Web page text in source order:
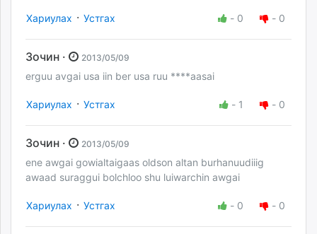
Хариулах · Устгах - 0 - 0
Зочин · 2013/05/09
erguu avgai usa iin ber usa ruu ****aasai
Хариулах · Устгах - 1 - 0
Зочин · 2013/05/09
ene awgai gowialtaigaas oldson altan burhanuudiiig
awaad suraggui bolchloo shu luiwarchin awgai
Хариулах · Устгах - 0 - 0